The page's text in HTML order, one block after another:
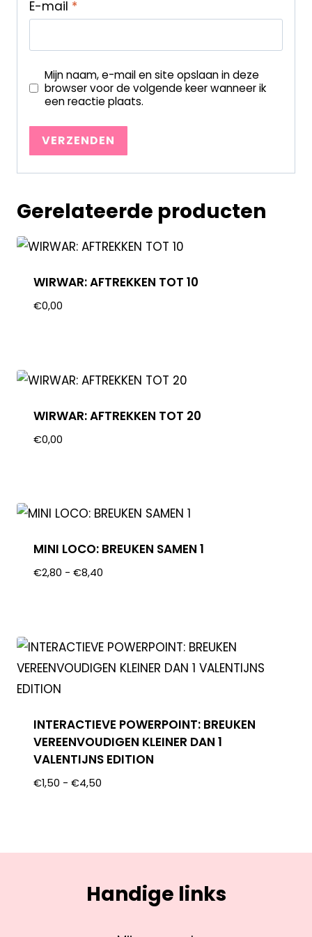
E-mail *
Mijn naam, e-mail en site opslaan in deze
browser voor de volgende keer wanneer ik
een reactie plaats.
Gerelateerde producten
WIRWAR: AFTREKKEN TOT 10
€0,00
WIRWAR: AFTREKKEN TOT 20
€0,00
MINI LOCO: BREUKEN SAMEN 1
€2,80 - €8,40
INTERACTIEVE POWERPOINT: BREUKEN
VEREENVOUDIGEN KLEINER DAN 1
VALENTIJNS EDITION
€1,50 - €4,50
Handige links